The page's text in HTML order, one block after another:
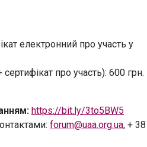
електронний про участь у
про участь): 600 грн.
https://bit.ly/3to5BW5
forum@uaa.org.ua, + 38